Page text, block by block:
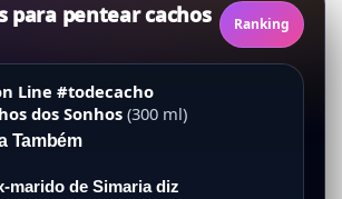
para pentear cachos Ranking
Line #todecacho
dos Sonhos (300 ml)
Também
marido de Simaria diz